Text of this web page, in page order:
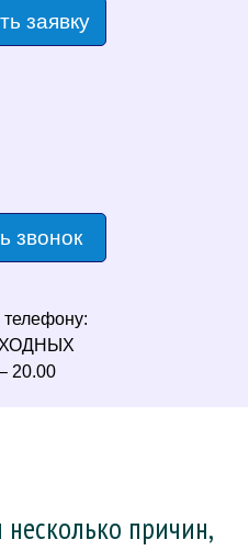
заявку
звонок
20.00
причин,